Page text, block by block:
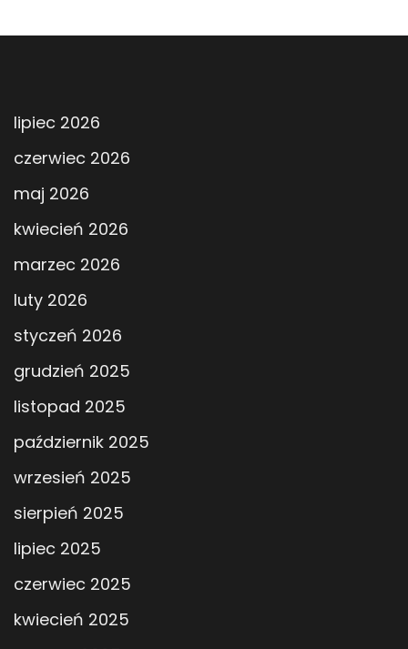
lipiec 2026
czerwiec 2026
maj 2026
kwiecień 2026
marzec 2026
luty 2026
styczeń 2026
grudzień 2025
listopad 2025
październik 2025
wrzesień 2025
sierpień 2025
lipiec 2025
czerwiec 2025
kwiecień 2025